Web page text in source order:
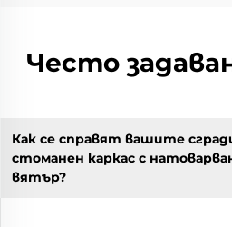
Често
Как се справят вашите
стоманен каркас с
вятър?